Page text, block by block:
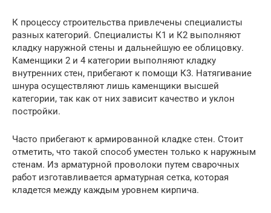
К процессу строительства привлечены специалисты
разных категорий. Специалисты К1 и К2 выполняют
кладку наружной стены и дальнейшую ее облицовку.
Каменщики 2 и 4 категории выполняют кладку
внутренних стен, прибегают к помощи К3. Натягивание
шнура осуществляют лишь каменщики высшей
категории, так как от них зависит качество и уклон
постройки.
Часто прибегают к армированной кладке стен. Стоит
отметить, что такой способ уместен только к наружным
стенам. Из арматурной проволоки путем сварочных
работ изготавливается арматурная сетка, которая
кладется между каждым уровнем кирпича.